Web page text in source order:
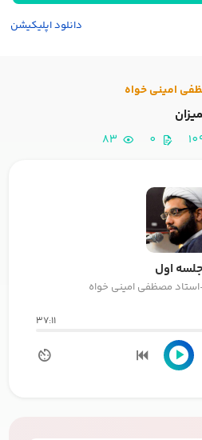
دانلود اپلیکیشن
امینی خواه
0
83
جلسه اول
استاد مصظفی امینی خواه
37:11